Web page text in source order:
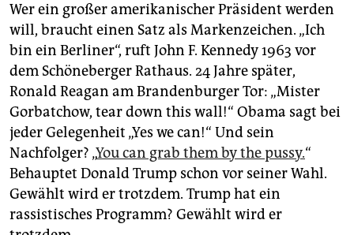
unterstützen
abo
genossenschaft
epaper login
Wer ein großer amerikanischer Präsident werden
will, braucht einen Satz als Markenzeichen. „Ich
bin ein Berliner“, ruft John F. Kennedy 1963 vor
dem Schöneberger Rathaus. 24 Jahre später,
Ronald Reagan am Brandenburger Tor: „Mister
Gorbatchow, tear down this wall!“ Obama sagt bei
jeder Gelegenheit „Yes we can!“ Und sein
Nachfolger? „You can grab them by the pussy.“
Behauptet Donald Trump schon vor seiner Wahl.
Gewählt wird er trotzdem. Trump hat ein
rassistisches Programm? Gewählt wird er